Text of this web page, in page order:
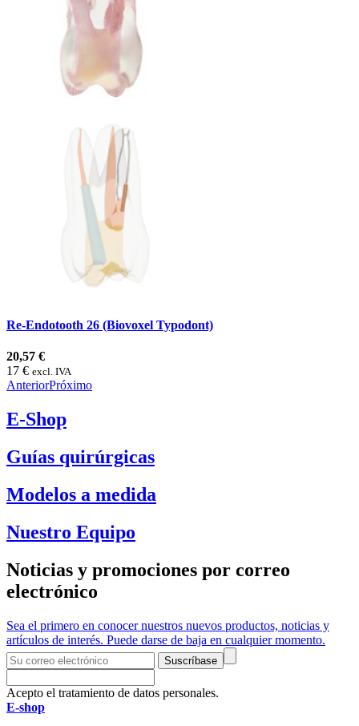
Re-Endotooth 26 (Biovoxel Typodont)
20,57 €
17 € excl. IVA
AnteriorPróximo
E-Shop
Guías quirúrgicas
Modelos a medida
Nuestro Equipo
Noticias y promociones por correo
electrónico
Sea el primero en conocer nuestros nuevos productos, noticias y
artículos de interés. Puede darse de baja en cualquier momento.
Suscríbase
Acepto el tratamiento de datos personales.
E-shop